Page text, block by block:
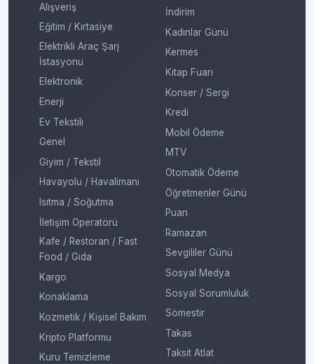
Alışveriş
Eğitim / Kırtasiye
Elektrikli Araç Şarj
İstasyonu
Elektronik
Enerji
Ev Tekstili
Genel
Giyim / Tekstil
Havayolu / Havalimanı
Isıtma / Soğutma
İletişim Operatörü
Kafe / Restoran / Fast
Food / Gıda
Kargo
Konaklama
Kozmetik / Kişisel Bakım
Kripto Platformu
Kuru Temizleme
İndirim
Kadınlar Günü
Kermes
Kitap Fuarı
Konser / Sergi
Kredi
Mobil Ödeme
MTV
Otomatik Ödeme
Öğretmenler Günü
Puan
Ramazan
Sevgililer Günü
Sosyal Medya
Sosyal Sorumluluk
Sömestir
Takas
Taksit Atlat